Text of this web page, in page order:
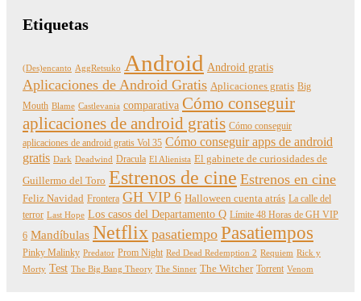
Etiquetas
(Des)encanto AggRetsuko Android Android gratis
Aplicaciones de Android Gratis Aplicaciones gratis Big
Mouth Blame Castlevania comparativa Cómo conseguir
aplicaciones de android gratis Cómo conseguir
aplicaciones de android gratis Vol 35 Cómo conseguir apps de android
gratis Dark Deadwind Dracula El Alienista El gabinete de curiosidades de
Guillermo del Toro Estrenos de cine Estrenos en cine
Feliz Navidad Frontera GH VIP 6 Halloween cuenta atrás La calle del
terror Last Hope Los casos del Departamento Q Límite 48 Horas de GH VIP
6 Mandíbulas Netflix pasatiempo Pasatiempos
Pinky Malinky Predator Prom Night Red Dead Redemption 2 Requiem Rick y
Morty Test The Big Bang Theory The Sinner The Witcher Torrent Venom